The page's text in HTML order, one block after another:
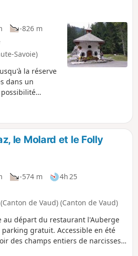
-826 m
Savoie)
la réserve
dans un
le son des
marmottes. Les
pour
des vues
entourant les
Chapelle-
au pied
et ses
le Molard et le Folly
-574 m
4h 25
de Vaud) (Canton de Vaud)
au départ du restaurant l'Auberge
gratuit. Accessible en été
des champs entiers de narcisses